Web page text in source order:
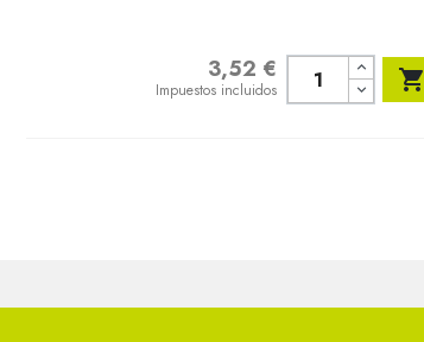
3,52 €
Impuestos incluidos 